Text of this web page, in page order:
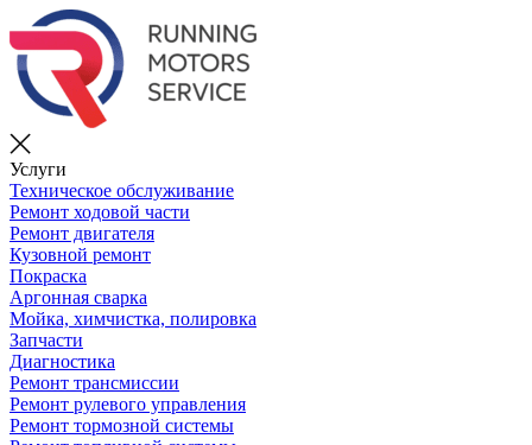
Услуги
Техническое обслуживание
Ремонт ходовой части
Ремонт двигателя
Кузовной ремонт
Покраска
Аргонная сварка
Мойка, химчистка, полировка
Запчасти
Диагностика
Ремонт трансмиссии
Ремонт рулевого управления
Ремонт тормозной системы